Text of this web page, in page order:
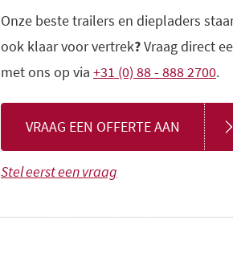
Onze beste trailers en diepladers
ook klaar voor vertrek?Vraag direct
met ons op via +31 (0) 88 - 888 2700.
VRAAG EEN OFFERTE AAN
Stel eerst een vraag